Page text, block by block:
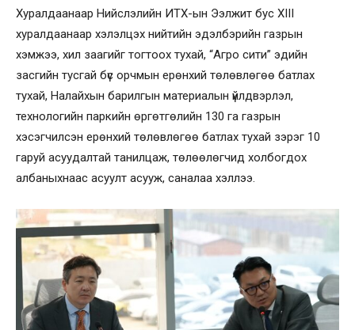
Хуралдаанаар Нийслэлийн ИТХ-ын Ээлжит бус XIII
хуралдаанаар хэлэлцэх нийтийн эдэлбэрийн газрын
хэмжээ, хил заагийг тогтоох тухай, “Агро сити” эдийн
засгийн тусгай бүс орчмын ерөнхий төлөвлөгөө батлах
тухай, Налайхын барилгын материалын үйлдвэрлэл,
технологийн паркийн өргөтгөлийн 130 га газрын
хэсэгчилсэн ерөнхий төлөвлөгөө батлах тухай зэрэг 10
гаруй асуудалтай танилцаж, төлөөлөгчид холбогдох
албаныхнаас асуулт асууж, саналаа хэллээ.